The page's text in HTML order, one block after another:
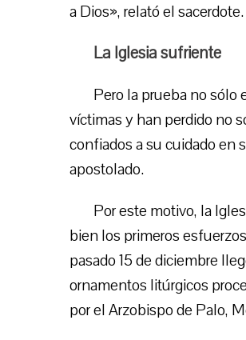
a Dios», relató el sacerdote.
La Iglesia sufriente
Pero la prueba no sólo
víctimas y han perdido no
confiados a su cuidado en
apostolado.
Por este motivo, la
bien los primeros
pasado 15 de diciembre
ornamentos litúrgicos
por el Arzobispo de Palo,